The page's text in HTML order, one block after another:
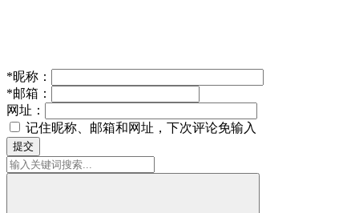
*昵称：
*邮箱：
网址：
记住昵称、邮箱和网址，下次评论免输入
提交